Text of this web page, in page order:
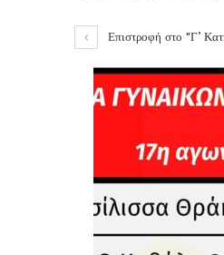
Επιστροφή στο "Γ’